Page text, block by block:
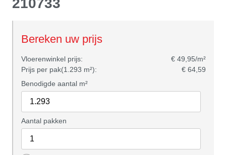
210733
Bereken uw prijs
Vloerenwinkel prijs:
€ 49,95/m²
Prijs per pak(1.293 m²):
€ 64,59
Benodigde aantal m²
Aantal pakken